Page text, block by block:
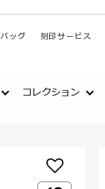
バッグ 刻印サービス
コレクション